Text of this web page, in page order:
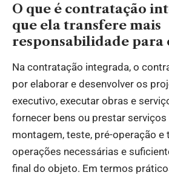
O que é contratação
que ela transfere mais
responsabilidade para
Na contratação integrada, o
por elaborar e desenvolver os
executivo, executar obras e
fornecer bens ou prestar
montagem, teste, pré-operação e
operações necessárias e
final do objeto. Em termos